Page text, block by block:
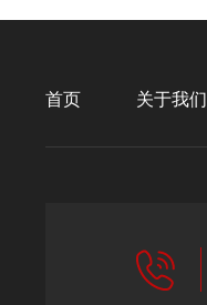
首页 关于我们